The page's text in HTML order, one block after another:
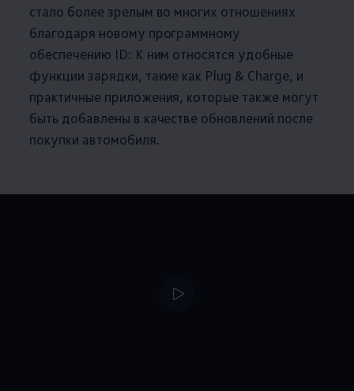
стало более зрелым во многих отношениях
благодаря новому программному
обеспечению ID: К ним относятся удобные
функции зарядки, такие как Plug & Charge, и
практичные приложения, которые также могут
быть добавлены в качестве обновлений после
покупки автомобиля.